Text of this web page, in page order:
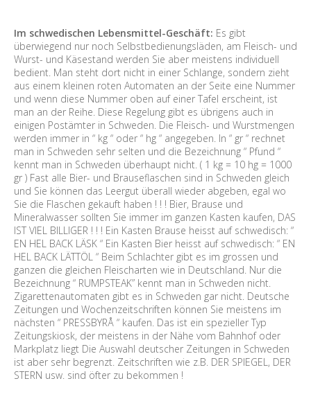
Im schwedischen Lebensmittel-Geschäft: Es gibt
überwiegend nur noch Selbstbedienungsläden, am Fleisch- und
Wurst- und Käsestand werden Sie aber meistens individuell
bedient. Man steht dort nicht in einer Schlange, sondern zieht
aus einem kleinen roten Automaten an der Seite eine Nummer
und wenn diese Nummer oben auf einer Tafel erscheint, ist
man an der Reihe. Diese Regelung gibt es übrigens auch in
einigen Postämter in Schweden. Die Fleisch- und Wurstmengen
werden immer in “ kg “ oder “ hg “ angegeben. In “ gr “ rechnet
man in Schweden sehr selten und die Bezeichnung “ Pfund “
kennt man in Schweden überhaupt nicht. ( 1 kg = 10 hg = 1000
gr ) Fast alle Bier- und Brauseflaschen sind in Schweden gleich
und Sie können das Leergut überall wieder abgeben, egal wo
Sie die Flaschen gekauft haben ! ! ! Bier, Brause und
Mineralwasser sollten Sie immer im ganzen Kasten kaufen, DAS
IST VIEL BILLIGER ! ! ! Ein Kasten Brause heisst auf schwedisch: “
EN HEL BACK LÄSK “ Ein Kasten Bier heisst auf schwedisch: “ EN
HEL BACK LÄTTÖL “ Beim Schlachter gibt es im grossen und
ganzen die gleichen Fleischarten wie in Deutschland. Nur die
Bezeichnung “ RUMPSTEAK” kennt man in Schweden nicht.
Zigarettenautomaten gibt es in Schweden gar nicht. Deutsche
Zeitungen und Wochenzeitschriften können Sie meistens im
nächsten “ PRESSBYRÅ “ kaufen. Das ist ein spezieller Typ
Zeitungskiosk, der meistens in der Nähe vom Bahnhof oder
Markplatz liegt Die Auswahl deutscher Zeitungen in Schweden
ist aber sehr begrenzt. Zeitschriften wie z.B. DER SPIEGEL, DER
STERN usw. sind öfter zu bekommen !